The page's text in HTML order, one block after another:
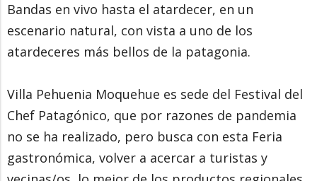
Bandas en vivo hasta el atardecer, en un
escenario natural, con vista a uno de los
atardeceres más bellos de la patagonia.
Villa Pehuenia Moquehue es sede del Festival del
Chef Patagónico, que por razones de pandemia
no se ha realizado, pero busca con esta Feria
gastronómica, volver a acercar a turistas y